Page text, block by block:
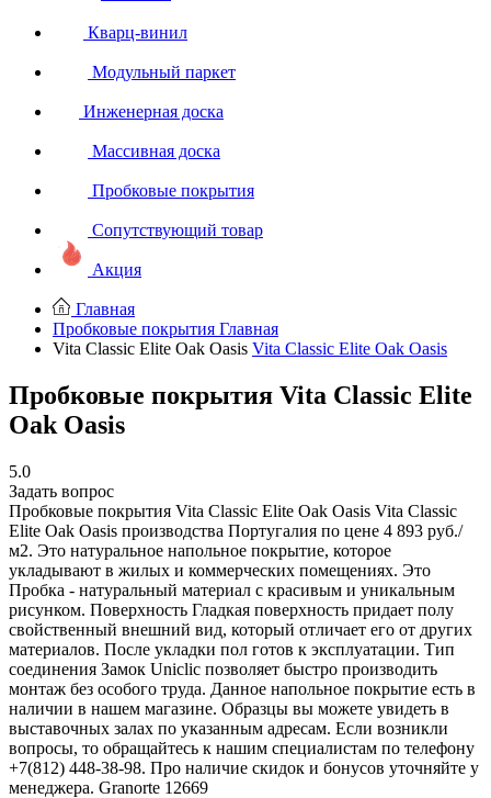
Кварц-винил
Модульный паркет
Инженерная доска
Массивная доска
Пробковые покрытия
Сопутствующий товар
Акция
Главная
Пробковые покрытия Главная
Vita Classic Elite Oak Oasis Vita Classic Elite Oak Oasis
Пробковые покрытия Vita Classic Elite
Oak Oasis
5.0
Задать вопрос
Пробковые покрытия Vita Classic Elite Oak Oasis Vita Classic
Elite Oak Oasis производства Португалия по цене 4 893 руб./
м2. Это натуральное напольное покрытие, которое
укладывают в жилых и коммерческих помещениях. Это
Пробка - натуральный материал с красивым и уникальным
рисунком. Поверхность Гладкая поверхность придает полу
свойственный внешний вид, который отличает его от других
материалов. После укладки пол готов к эксплуатации. Тип
соединения Замок Uniclic позволяет быстро производить
монтаж без особого труда. Данное напольное покрытие есть в
наличии в нашем магазине. Образцы вы можете увидеть в
выставочных залах по указанным адресам. Если возникли
вопросы, то обращайтесь к нашим специалистам по телефону
+7(812) 448-38-98. Про наличие скидок и бонусов уточняйте у
менеджера. Granorte 12669